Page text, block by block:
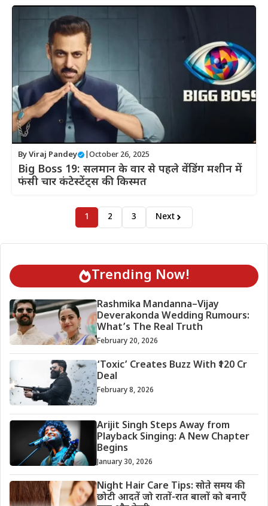
ByViraj Pandey October 26, 2025
Big Boss 19: सलमान के वार से पहले वेंडिंग मशीन में
फंसी चार कंटेस्टेंट्स की किस्मत
1 2 3 Next
Trending Now!
Rashmika Mandanna–Vijay
Deverakonda Wedding Rumours:
What’s The Real Truth
February 20, 2026
‘Toxic’ Creates Buzz With ₹120 Cr
Deal
February 8, 2026
Arijit Singh Steps Away from
Playback Singing: A New Chapter
Begins
January 30, 2026
Night Hair Care Tips: सोते समय की
छोटी आदतें जो रातों-रात बालों को बनाएँ